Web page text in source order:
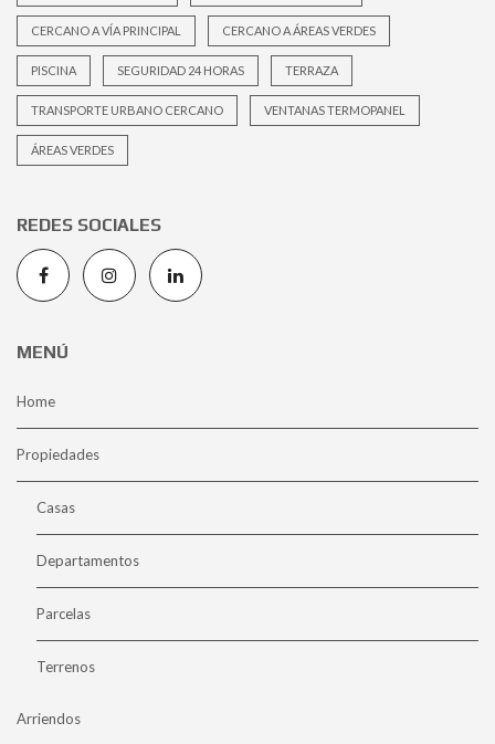
CERCANO A VÍA PRINCIPAL CERCANO A ÁREAS VERDES
PISCINA SEGURIDAD 24 HORAS TERRAZA
TRANSPORTE URBANO CERCANO VENTANAS TERMOPANEL
ÁREAS VERDES
REDES SOCIALES
MENÚ
Home
Propiedades
Casas
Departamentos
Parcelas
Terrenos
Arriendos